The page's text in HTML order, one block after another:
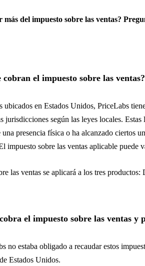
más del impuesto sobre las ventas?
cobran el impuesto sobre las ventas?
ubicados en Estados Unidos, PriceLabs
jurisdicciones según las leyes locales.
una presencia física o ha alcanzado ciertos
impuesto sobre las ventas aplicable puede
las ventas se aplicará a los tres
el impuesto sobre las ventas y
no estaba obligado a recaudar estos
Estados Unidos.